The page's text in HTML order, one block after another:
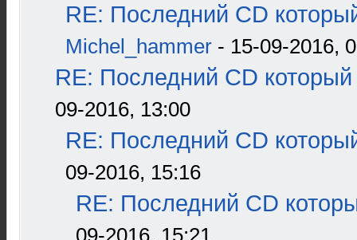
RE: Последний CD
Michel_hammer - 15-09-2016,
RE: Последний CD который
09-2016, 13:00
RE: Последний CD
09-2016, 15:16
RE: Последний CD
09-2016, 15:21